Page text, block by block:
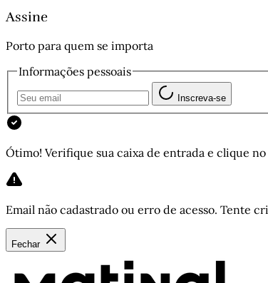
Assine
Porto para quem se importa
Informações pessoais
Inscreva-se
Ótimo! Verifique sua caixa de entrada e clique
Email não cadastrado ou erro de acesso. Tente
Fechar